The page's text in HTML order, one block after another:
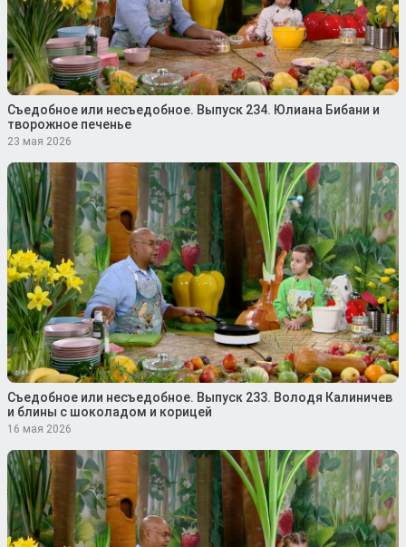
Съедобное или несъедобное. Выпуск 234. Юлиана Бибани и
творожное печенье
23 мая 2026
Съедобное или несъедобное. Выпуск 233. Володя Калиничев
и блины с шоколадом и корицей
16 мая 2026